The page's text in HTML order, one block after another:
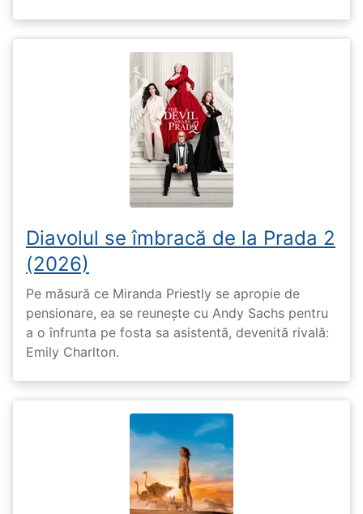
Diavolul se îmbracă de la Prada 2
(2026)
Pe măsură ce Miranda Priestly se apropie de
pensionare, ea se reunește cu Andy Sachs pentru
a o înfrunta pe fosta sa asistentă, devenită rivală:
Emily Charlton.